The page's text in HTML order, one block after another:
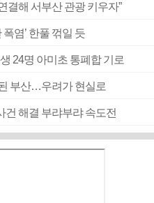
결해 서부산 관광 키우자”
염’ 한풀 꺾일 듯
24명 아미초 통폐합 기로
부산…우려가 현실로
건 해결 부랴부랴 속도전